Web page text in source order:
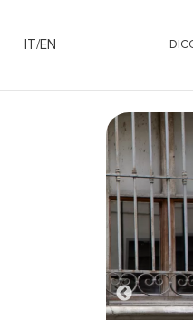
IT/EN